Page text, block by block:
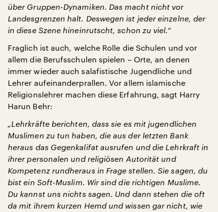
über Gruppen-Dynamiken. Das macht nicht vor
Landesgrenzen halt. Deswegen ist jeder einzelne, der
in diese Szene hineinrutscht, schon zu viel.“
Fraglich ist auch, welche Rolle die Schulen und vor
allem die Berufsschulen spielen – Orte, an denen
immer wieder auch salafistische Jugendliche und
Lehrer aufeinanderprallen. Vor allem islamische
Religionslehrer machen diese Erfahrung, sagt Harry
Harun Behr:
„Lehrkräfte berichten, dass sie es mit jugendlichen
Muslimen zu tun haben, die aus der letzten Bank
heraus das Gegenkalifat ausrufen und die Lehrkraft in
ihrer personalen und religiösen Autorität und
Kompetenz rundheraus in Frage stellen. Sie sagen, du
bist ein Soft-Muslim. Wir sind die richtigen Muslime.
Du kannst uns nichts sagen. Und dann stehen die oft
da mit ihrem kurzen Hemd und wissen gar nicht, wie